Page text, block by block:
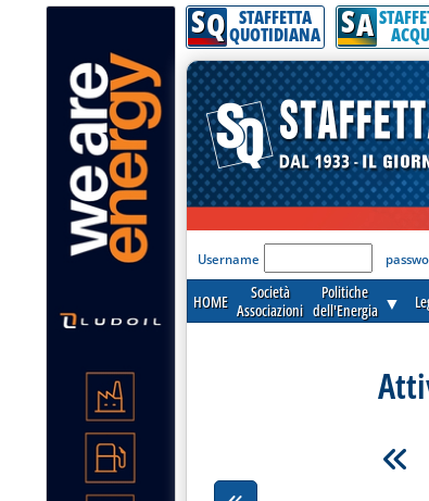
SQ STAFFETTA
QUOTIDIANA SA
'Modulo Login per
Username
HOME
Società
Associazioni
Politiche
dell'Energia ▼